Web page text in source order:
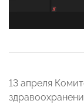
13 апреля